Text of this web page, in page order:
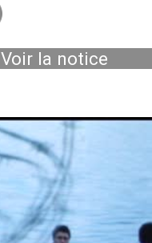
Voir la notice